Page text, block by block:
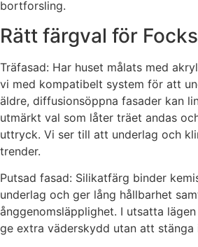
bortforsling.
Rätt färgval för
Träfasad: Har huset målats med
vi med kompatibelt system för att
äldre, diffusionsöppna fasader kan
utmärkt val som låter träet andas
uttryck. Vi ser till att underlag och
trender.
Putsad fasad: Silikatfärg binder
underlag och ger lång hållbarhet
ånggenomsläpplighet. I utsatta
ge extra väderskydd utan att stänga